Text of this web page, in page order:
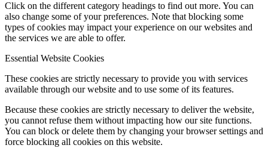
Click on the different category headings to find out more. You can
also change some of your preferences. Note that blocking some
types of cookies may impact your experience on our websites and
the services we are able to offer.
Essential Website Cookies
These cookies are strictly necessary to provide you with services
available through our website and to use some of its features.
Because these cookies are strictly necessary to deliver the website,
you cannot refuse them without impacting how our site functions.
You can block or delete them by changing your browser settings and
force blocking all cookies on this website.